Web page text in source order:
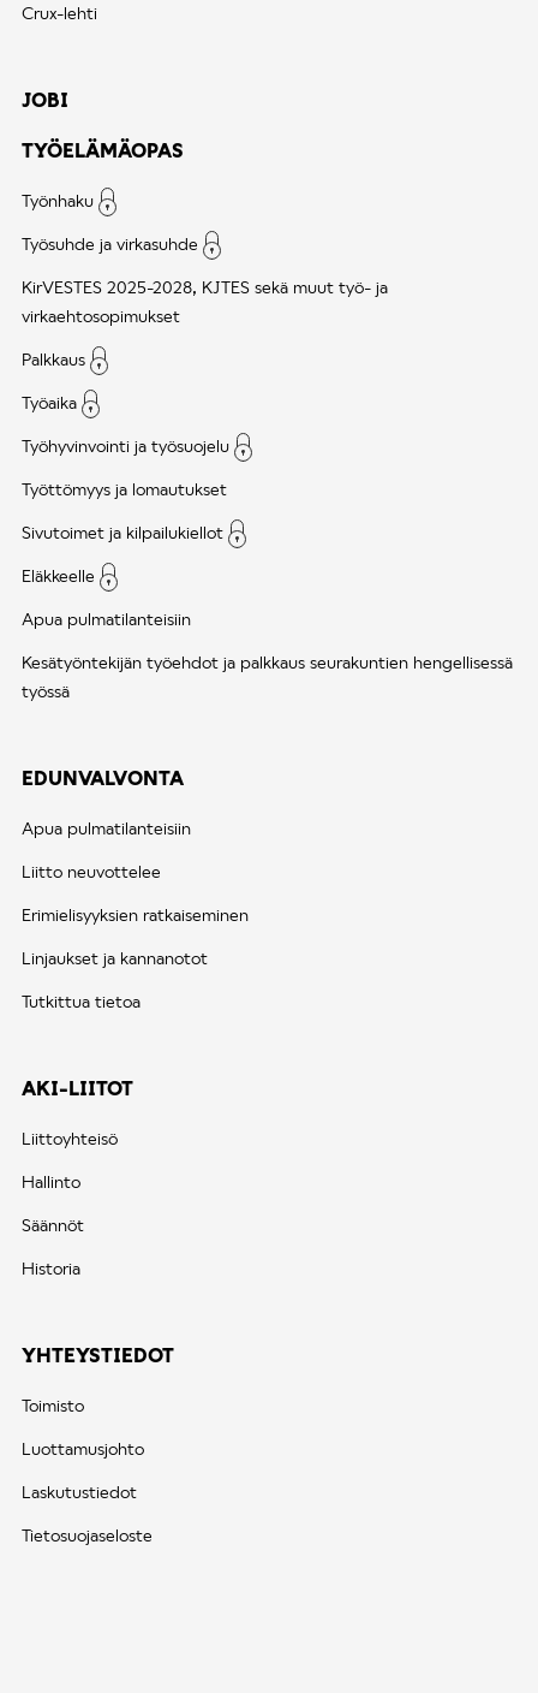
Crux-lehti
JOBI
TYÖELÄMÄOPAS
Työnhaku
Työsuhde ja virkasuhde
KirVESTES 2025-2028, KJTES sekä muut työ- ja
virkaehtosopimukset
Palkkaus
Työaika
Työhyvinvointi ja työsuojelu
Työttömyys ja lomautukset
Sivutoimet ja kilpailukiellot
Eläkkeelle
Apua pulmatilanteisiin
Kesätyöntekijän työehdot ja palkkaus seurakuntien hengellisessä
työssä
EDUNVALVONTA
Apua pulmatilanteisiin
Liitto neuvottelee
Erimielisyyksien ratkaiseminen
Linjaukset ja kannanotot
Tutkittua tietoa
AKI-LIITOT
Liittoyhteisö
Hallinto
Säännöt
Historia
YHTEYSTIEDOT
Toimisto
Luottamusjohto
Laskutustiedot
Tietosuojaseloste